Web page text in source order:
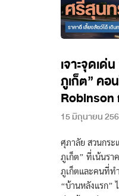
เจาะจุดเด่
ภูเก็ต” คอ
Robinson
15 มิถุนายน
ศุภาลัย สวนกระ
ภูเก็ต” ที่เน้นรา
ภูเก็ตและคนที่ท
“บ้านหลังแรก”